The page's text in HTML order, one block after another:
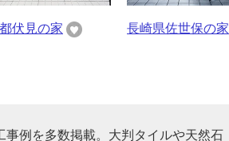
伏見の家 長崎県佐世保の家
例を多数掲載。大判タイルや天然石